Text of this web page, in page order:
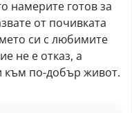
намерите готов за
от почивката
си с любимите
не е отказ, а
към по-добър живот.